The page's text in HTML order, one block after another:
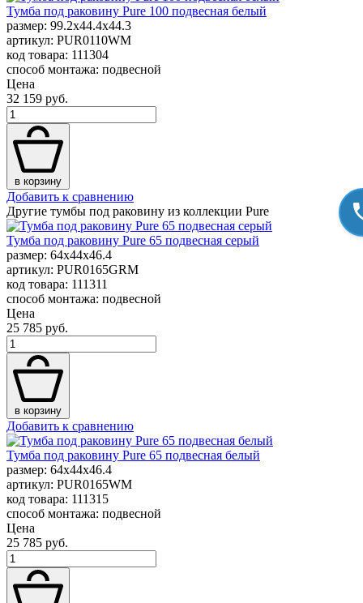
Тумба под раковину Pure 100 подвесная белый
размер: 99.2x44.4x44.3
артикул: PUR0110WM
код товара: 111304
способ монтажа: подвесной
Цена
32 159 руб.
в корзину
Добавить к сравнению
Другие тумбы под раковину из коллекции Pure
Тумба под раковину Pure 65 подвесная серый
размер: 64x44x46.4
артикул: PUR0165GRM
код товара: 111311
способ монтажа: подвесной
Цена
25 785 руб.
в корзину
Добавить к сравнению
Тумба под раковину Pure 65 подвесная белый
размер: 64x44x46.4
артикул: PUR0165WM
код товара: 111315
способ монтажа: подвесной
Цена
25 785 руб.